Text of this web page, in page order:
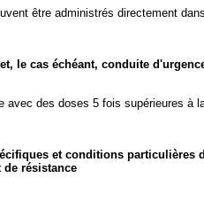
être administrés directement
le cas échéant, conduite
des doses 5 fois supérieures à
et conditions
résistance